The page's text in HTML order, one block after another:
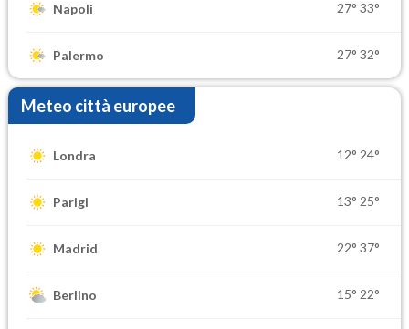
Napoli 27° 33°
Palermo 27° 32°
Meteo città europee
Londra 12° 24°
Parigi 13° 25°
Madrid 22° 37°
Berlino 15° 22°